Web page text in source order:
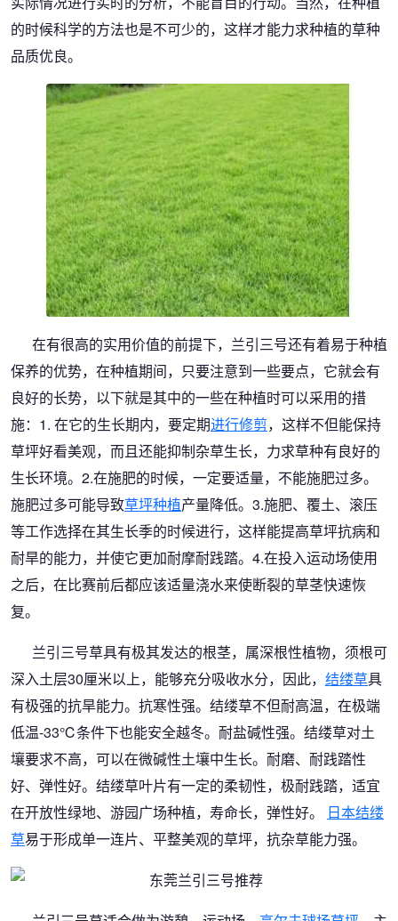
的时候科学的方法也是不可少的，这样才能力求种植的草种
品质优良。
在有很高的实用价值的前提下，兰引三号还有着易于种植
保养的优势，在种植期间，只要注意到一些要点，它就会有
良好的长势，以下就是其中的一些在种植时可以采用的措
施：1. 在它的生长期内，要定期进行修剪，这样不但能保持
草坪好看美观，而且还能抑制杂草生长，力求草种有良好的
生长环境。2.在施肥的时候，一定要适量，不能施肥过多。
施肥过多可能导致草坪种植产量降低。3.施肥、覆土、滚压
等工作选择在其生长季的时候进行，这样能提高草坪抗病和
耐旱的能力，并使它更加耐摩耐践踏。4.在投入运动场使用
之后，在比赛前后都应该适量浇水来使断裂的草茎快速恢
复。
兰引三号草具有极其发达的根茎，属深根性植物，须根可
深入土层30厘米以上，能够充分吸收水分，因此， 结缕草具
有极强的抗旱能力。抗寒性强。结缕草不但耐高温，在极端
低温-33℃条件下也能安全越冬。耐盐碱性强。结缕草对土
壤要求不高，可以在微碱性土壤中生长。耐磨、耐践踏性
好、弹性好。结缕草叶片有一定的柔韧性，极耐践踏，适宜
在开放性绿地、游园广场种植，寿命长，弹性好。 日本结缕
草易于形成单一连片、平整美观的草坪，抗杂草能力强。